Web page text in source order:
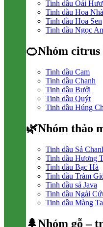
Tinh dầu Oải
Tinh dầu Hoa
Tinh dầu Hoa Sen
Tinh dầu Ngọc
🍊Nhóm
Tinh dầu Cam
Tinh dầu Chanh
Tinh dầu Bưởi
Tinh dầu Quýt
Tinh dầu Húng
🌿Nhóm thảo
Tinh dầu Sả
Tinh dầu Hương
Tinh dầu Bạc Hà
Tinh dầu Tràm
Tinh dầu sả Java
Tinh dầu Ngải
Tinh dầu Màng
🌲Nhóm gỗ –